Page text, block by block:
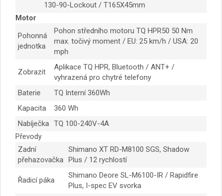
130-90-Lockout / T165X45mm
Motor
Pohonná
jednotka
Pohon středního motoru TQ HPR50 50 Nm
max. točivý moment / EU: 25 km/h / USA: 20
mph
Zobrazit
Aplikace TQ HPR, Bluetooth / ANT+ /
vyhrazená pro chytré telefony
Baterie
TQ Interní 360Wh
Kapacita
360 Wh
Nabíječka TQ 100-240V-4A
Převody
Zadní
přehazovačka
Shimano XT RD-M8100 SGS, Shadow
Plus / 12 rychlostí
Řadicí páka
Shimano Deore SL-M6100-IR / Rapidfire
Plus, I-spec EV svorka